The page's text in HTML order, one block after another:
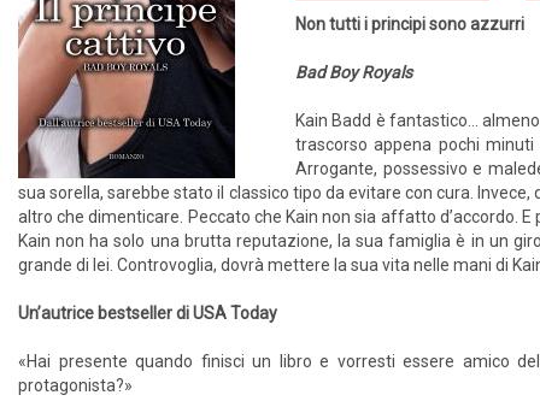
Non tutti i principi sono azzurri
Bad Boy Royals
Kain Badd è fantastico…
trascorso appena pochi
Arrogante, possessivo e
sua sorella, sarebbe stato il classico tipo da evitare con cura.
altro che dimenticare. Peccato che Kain non sia affatto d’accordo.
Kain non ha solo una brutta reputazione, la sua famiglia è in un
grande di lei. Controvoglia, dovrà mettere la sua vita nelle mani di
Un’autrice bestseller di USA Today
«Hai presente quando finisci un libro e vorresti essere amico
protagonista?»